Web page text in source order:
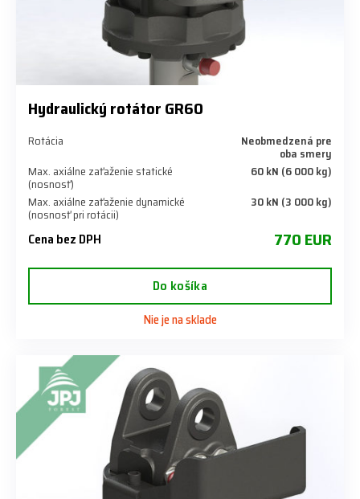
Hydraulický rotátor GR60
Rotácia Neobmedzená pre
oba smery
Max. axiálne zaťaženie statické
(nosnosť)
60 kN (6 000 kg)
Max. axiálne zaťaženie dynamické
(nosnosť pri rotácii)
30 kN (3 000 kg)
Cena bez DPH 770 EUR
Do košíka
Nie je na sklade